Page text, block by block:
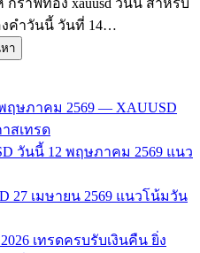
คำวันนี้ วันที่ 14…
ฤษภาคม 2569 — XAUUSD
สเทรด
วันนี้ 12 พฤษภาคม 2569 แนว
27 เมษายน 2569 แนวโน้มวัน
เทรดครบรับเงินคืน ยิ่ง